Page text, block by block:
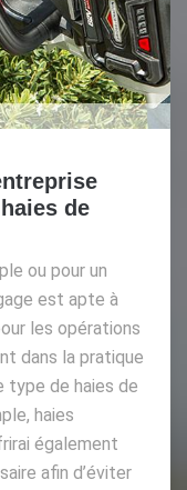
de
ou pour un
est apte à
les opérations
dans la pratique
type de haies de
haies
également
afin d’éviter